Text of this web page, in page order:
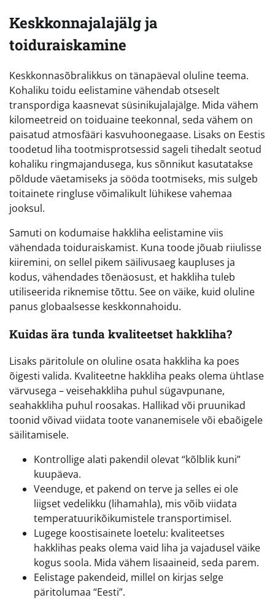
Keskkonnajalajälg ja
toiduraiskamine
Keskkonnasõbralikkus on tänapäeval oluline teema.
Kohaliku toidu eelistamine vähendab otseselt
transpordiga kaasnevat süsinikujalajälge. Mida vähem
kilomeetreid on toiduaine teekonnal, seda vähem on
paisatud atmosfääri kasvuhoonegaase. Lisaks on Eestis
toodetud liha tootmisprotsessid sageli tihedalt seotud
kohaliku ringmajandusega, kus sõnnikut kasutatakse
põldude väetamiseks ja sööda tootmiseks, mis sulgeb
toitainete ringluse võimalikult lühikese vahemaa
jooksul.
Samuti on kodumaise hakkliha eelistamine viis
vähendada toiduraiskamist. Kuna toode jõuab riiulisse
kiiremini, on sellel pikem säilivusaeg kaupluses ja
kodus, vähendades tõenäosust, et hakkliha tuleb
utiliseerida riknemise tõttu. See on väike, kuid oluline
panus globaalsesse keskkonnahoidu.
Kuidas ära tunda kvaliteetset hakkliha?
Lisaks päritolule on oluline osata hakkliha ka poes
õigesti valida. Kvaliteetne hakkliha peaks olema ühtlase
värvusega – veisehakkliha puhul sügavpunane,
seahakkliha puhul roosakas. Hallikad või pruunikad
toonid võivad viidata toote vananemisele või ebaõigele
säilitamisele.
Kontrollige alati pakendil olevat “kõlblik kuni”
kuupäeva.
Veenduge, et pakend on terve ja selles ei ole
liigset vedelikku (lihamahla), mis võib viidata
temperatuurikõikumistele transportimisel.
Lugege koostisainete loetelu: kvaliteetses
hakklihas peaks olema vaid liha ja vajadusel väike
kogus soola. Mida vähem lisaaineid, seda parem.
Eelistage pakendeid, millel on kirjas selge
päritolumaa “Eesti”.